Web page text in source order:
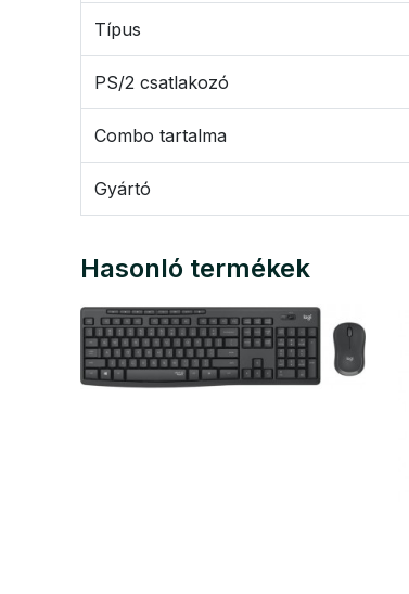
Típus
PS/2 csatlakozó
Combo tartalma
Gyártó
Hasonló termékek